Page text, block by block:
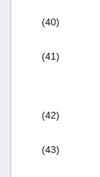
(40)
(41)
(42)
(43)